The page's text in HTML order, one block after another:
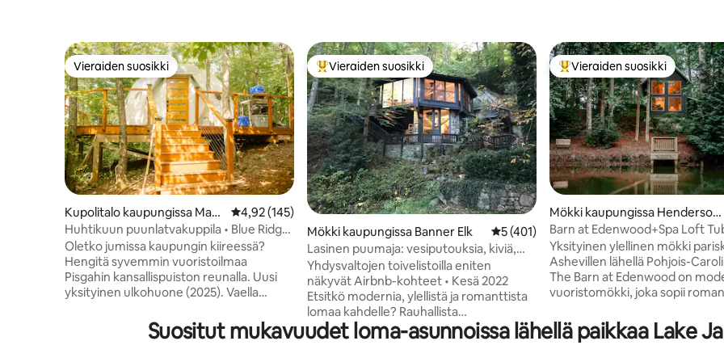
Vieraiden suosikki
Vieraiden suosikki
Kupolitalo kaupungissa Mari
on
Keskimääräinen arvio 4,92/5, 145 arvostelua
4,92 (145)
Huhtikuun puunlatvakuppila • Blue Ridge
-näkymät, vesiputous
Oletko jumissa kaupungin kiireessä?
Hengitä syvemmin vuoristoilmaa
Pisgahin kansallispuiston reunalla. Uusi
yksityinen ulkohuone (2025). Vaella
luonnonkauniilla vesiputouksien reitillä tai
siemaile kuumaa kahvia king-size-
Vieraiden suosikkien parhaimmistoa
Vieraiden suosikki
Mökki kaupungissa Banner Elk Keskimääräinen arvio 5/5, 401 arvostelua
5 (401)
Lasinen puumaja: vesiputouksia, kiviä,
poreamme
Yhdysvaltojen toivelistoilla eniten
näkyvät Airbnb-kohteet • Kesä 2022
Etsitkö modernia, ylellistä ja romanttista
lomaa kahdelle? Rauhallista
vuoristolomakohdetta, jossa voitte
kokea yhteyden luontoon ja toisiinne?
Vieraiden suosikkien
Vieraiden suosikki
Mökki kaupungissa Henderson
ville
Barn at Edenwood+Spa Loft
Couples Getaway
Yksityinen ylellinen mökki
Ashevillen lähellä Pohjois-
The Barn at Edenwood on
vuoristomökki, joka sopii
Ridge -vuorilla. Yksityinen
jossa on kylpyamme, king-
Suositut mukavuudet loma-asunnoissa lähellä paikkaa Lake